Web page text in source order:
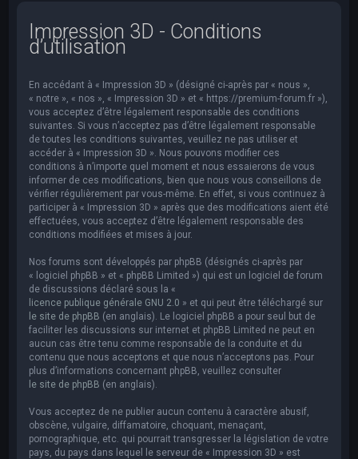
Impression 3D - Conditions
d’utilisation
En accédant à « Impression 3D » (désigné ci-après par « nous »,
« notre », « nos », « Impression 3D » et « https://premium-forum.fr »),
vous acceptez d’être légalement responsable des conditions
suivantes. Si vous n’acceptez pas d’être légalement responsable
de toutes les conditions suivantes, veuillez ne pas utiliser et
accéder à « Impression 3D ». Nous pouvons modifier ces
conditions à n’importe quel moment et nous essaierons de vous
informer de ces modifications, bien que nous vous conseillons de
vérifier régulièrement par vous-même. En effet, si vous continuez à
participer à « Impression 3D » après que des modifications aient été
effectuées, vous acceptez d’être légalement responsable des
conditions modifiées et mises à jour.
Nos forums sont développés par phpBB (désignés ci-après par
« logiciel phpBB » et « phpBB Limited ») qui est un logiciel de forum
de discussions déclaré sous la «
licence publique générale GNU 2.0 » et qui peut être téléchargé sur
le site de phpBB (en anglais). Le logiciel phpBB a pour seul but de
faciliter les discussions sur internet et phpBB Limited ne peut en
aucun cas être tenu comme responsable de la conduite et du
contenu que nous acceptons et que nous n’acceptons pas. Pour
plus d’informations concernant phpBB, veuillez consulter
le site de phpBB (en anglais).
Vous acceptez de ne publier aucun contenu à caractère abusif,
obscène, vulgaire, diffamatoire, choquant, menaçant,
pornographique, etc. qui pourrait transgresser la législation de votre
pays, du pays dans lequel le serveur de « Impression 3D » est